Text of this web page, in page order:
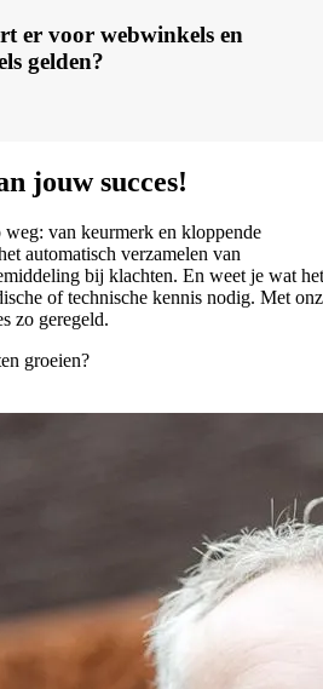
er voor webwinkels en
gelden?
jouw succes!
van keurmerk en kloppende
automatisch verzamelen van
bij klachten. En weet je wat het
of technische kennis nodig. Met
zo geregeld.
groeien?